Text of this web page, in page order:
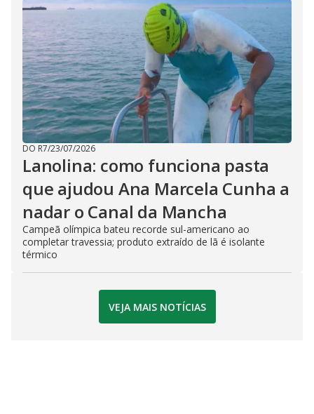
DO R7/23/07/2026
Lanolina: como funciona pasta
que ajudou Ana Marcela Cunha a
nadar o Canal da Mancha
Campeã olímpica bateu recorde sul-americano ao
completar travessia; produto extraído de lã é isolante
térmico
VEJA MAIS NOTÍCIAS